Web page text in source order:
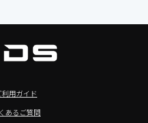
電子黒板
イアンプ）
クラフト）
理由
利用ガイド
あるご質問